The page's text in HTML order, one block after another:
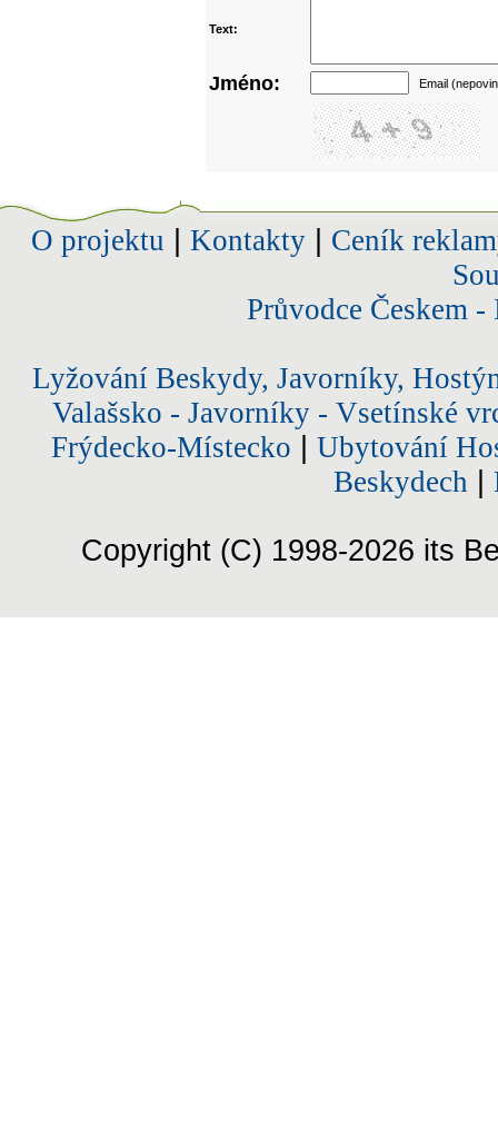
Text:
Jméno: Email
O projektu Kontakty| Ceník
Průvodce Českem
Lyžování Beskydy, Javorníky,
Valašsko - Javorníky - Vsetínské
Frýdecko-Místecko
Ubytování
Beskydech
Copyright (C) 1998-2026 its